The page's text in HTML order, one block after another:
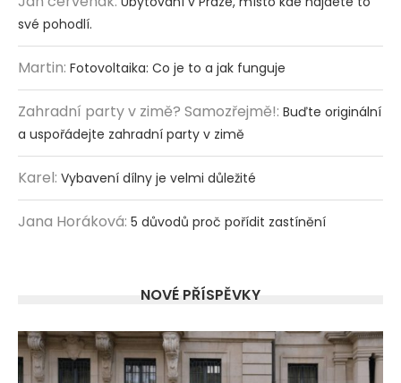
své pohodlí.
Martin: Fotovoltaika: Co je to a jak funguje
Zahradní party v zimě? Samozřejmě!: Buďte originální
a uspořádejte zahradní party v zimě
Karel: Vybavení dílny je velmi důležité
Jana Horáková: 5 důvodů proč pořídit zastínění
NOVÉ PŘÍSPĚVKY